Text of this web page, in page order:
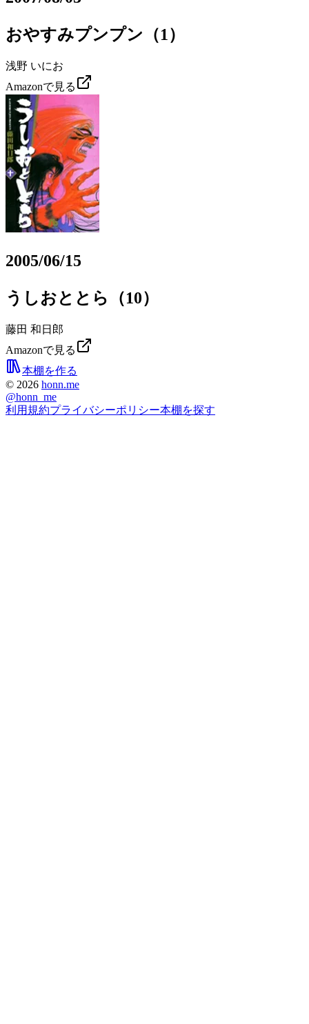
おやすみプンプン（1）
浅野 いにお
Amazonで見る
2005/06/15
うしおととら（10）
藤田 和日郎
Amazonで見る
本棚を作る
© 2026 honn.me
@honn_me
利用規約プライバシーポリシー本棚を探す